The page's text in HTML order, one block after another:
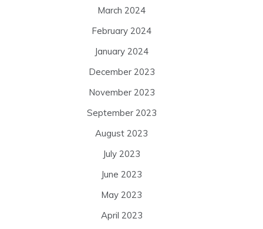
March 2024
February 2024
January 2024
December 2023
November 2023
September 2023
August 2023
July 2023
June 2023
May 2023
April 2023